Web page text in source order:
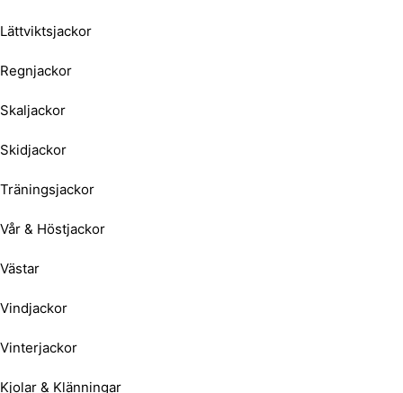
Lättviktsjackor
Regnjackor
Skaljackor
Skidjackor
Träningsjackor
Vår & Höstjackor
Västar
Vindjackor
Vinterjackor
Kjolar & Klänningar